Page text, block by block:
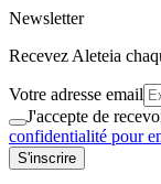
Newsletter
Recevez Aleteia
Votre adresse email
J'accepte de
confidentialité pour
S'inscrire